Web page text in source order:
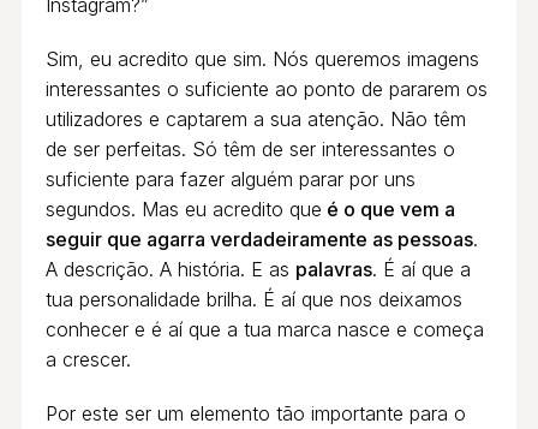
Instagram?”
Sim, eu acredito que sim. Nós queremos imagens
interessantes o suficiente ao ponto de pararem os
utilizadores e captarem a sua atenção. Não têm
de ser perfeitas. Só têm de ser interessantes o
suficiente para fazer alguém parar por uns
segundos. Mas eu acredito que é o que vem a
seguir que agarra verdadeiramente as pessoas.
A descrição. A história. E as palavras. É aí que a
tua personalidade brilha. É aí que nos deixamos
conhecer e é aí que a tua marca nasce e começa
a crescer.
Por este ser um elemento tão importante para o